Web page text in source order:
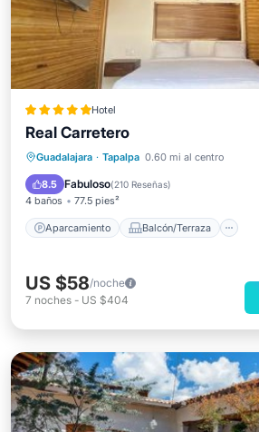
Hotel
Real Carretero
Guadalajara · Tapalpa 0.60 mi al centro
8.5 Fabuloso(210 Reseñas)
4 baños 77.5 pies²
Aparcamiento Balcón/Terraza
Aparcamiento
Balcón/Terraza
Vistas
Internet
US $58/noche
7 noches - US $404